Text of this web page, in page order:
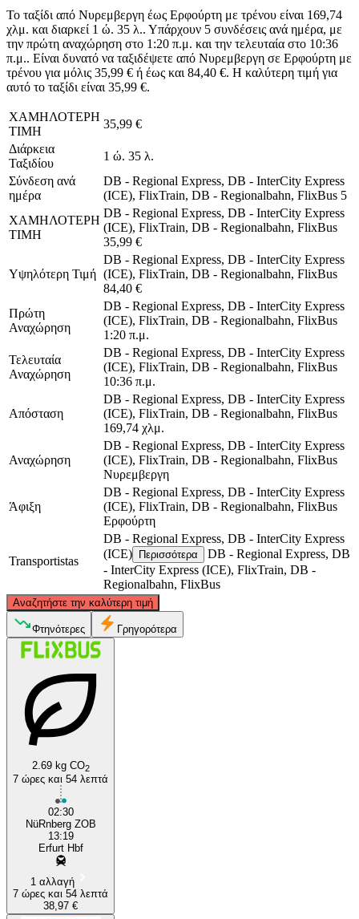
Το ταξίδι από Νυρεμβεργη έως Ερφούρτη με τρένου είναι 169,74
χλμ. και διαρκεί 1 ώ. 35 λ.. Υπάρχουν 5 συνδέσεις ανά ημέρα, με
την πρώτη αναχώρηση στο 1:20 π.μ. και την τελευταία στο 10:36
π.μ.. Είναι δυνατό να ταξιδέψετε από Νυρεμβεργη σε Ερφούρτη με
τρένου για μόλις 35,99 € ή έως και 84,40 €. Η καλύτερη τιμή για
αυτό το ταξίδι είναι 35,99 €.
ΧΑΜΗΛΟΤΕΡΗ
ΤΙΜΗ
35,99 €
Διάρκεια
Ταξιδίου
1 ώ. 35 λ.
Σύνδεση ανά
ημέρα
DB - Regional Express, DB - InterCity Express
(ICE), FlixTrain, DB - Regionalbahn, FlixBus 5
ΧΑΜΗΛΟΤΕΡΗ
ΤΙΜΗ
DB - Regional Express, DB - InterCity Express
(ICE), FlixTrain, DB - Regionalbahn, FlixBus
35,99 €
Υψηλότερη Τιμή
DB - Regional Express, DB - InterCity Express
(ICE), FlixTrain, DB - Regionalbahn, FlixBus
84,40 €
Πρώτη
Αναχώρηση
DB - Regional Express, DB - InterCity Express
(ICE), FlixTrain, DB - Regionalbahn, FlixBus
1:20 π.μ.
Τελευταία
Αναχώρηση
DB - Regional Express, DB - InterCity Express
(ICE), FlixTrain, DB - Regionalbahn, FlixBus
10:36 π.μ.
Απόσταση
DB - Regional Express, DB - InterCity Express
(ICE), FlixTrain, DB - Regionalbahn, FlixBus
169,74 χλμ.
Αναχώρηση
DB - Regional Express, DB - InterCity Express
(ICE), FlixTrain, DB - Regionalbahn, FlixBus
Νυρεμβεργη
Άφιξη
DB - Regional Express, DB - InterCity Express
(ICE), FlixTrain, DB - Regionalbahn, FlixBus
Ερφούρτη
Transportistas
DB - Regional Express, DB - InterCity Express
(ICE) Περισσότερα
DB - Regional Express, DB
- InterCity Express (ICE), FlixTrain, DB -
Regionalbahn, FlixBus
Αναζητήστε την καλύτερη τιμή
©CARTO, ©
Φτηνότερες Γρηγορότερα
2.69 kg CO2
7 ώρες και 54 λεπτά
02:30
NüRnberg ZOB
13:19
Erfurt Hbf
1 αλλαγή
7 ώρες και 54 λεπτά
38,97 €